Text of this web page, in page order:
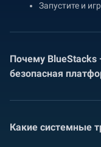
Запустите и
Почему
безопасная
Какие системные